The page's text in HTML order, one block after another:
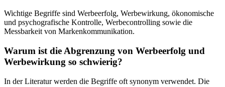
Wichtige Begriffe sind Werbeerfolg, Werbewirkung, ökonomische
und psychografische Kontrolle, Werbecontrolling sowie die
Messbarkeit von Markenkommunikation.
Warum ist die Abgrenzung von Werbeerfolg und
Werbewirkung so schwierig?
In der Literatur werden die Begriffe oft synonym verwendet. Die